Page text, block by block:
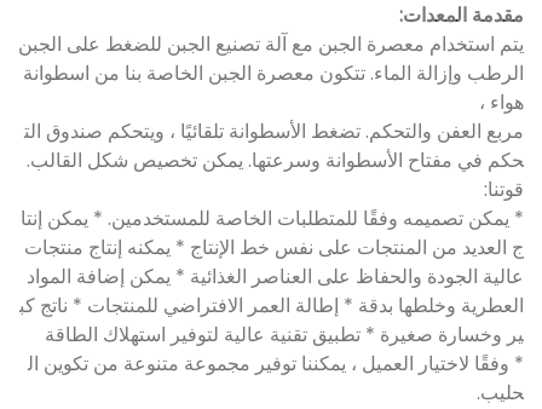
مقدمة المعدات:
يتم استخدام معصرة الجبن مع آلة تصنيع الجبن للضغط على الجبن
الرطب وإزالة الماء. تتكون معصرة الجبن الخاصة بنا من اسطوانة
هواء ،
مربع العفن والتحكم. تضغط الأسطوانة تلقائيًا ، ويتحكم صندوق الت
حكم في مفتاح الأسطوانة وسرعتها. يمكن تخصيص شكل القالب.
قوتنا:
* يمكن تصميمه وفقًا للمتطلبات الخاصة للمستخدمين. * يمكن إنتا
ج العديد من المنتجات على نفس خط الإنتاج * يمكنه إنتاج منتجات
عالية الجودة والحفاظ على العناصر الغذائية * يمكن إضافة المواد
العطرية وخلطها بدقة * إطالة العمر الافتراضي للمنتجات * ناتج كب
ير وخسارة صغيرة * تطبيق تقنية عالية لتوفير استهلاك الطاقة
* وفقًا لاختيار العميل ، يمكننا توفير مجموعة متنوعة من تكوين ال
حليب.